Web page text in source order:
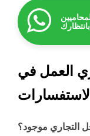
بانتظارك
العمل في
التجاري موجود؟